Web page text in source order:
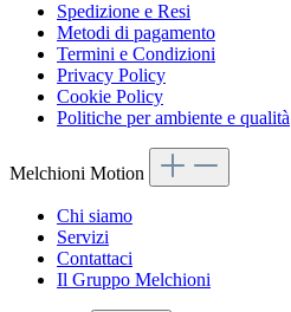
Spedizione e Resi
Metodi di pagamento
Termini e Condizioni
Privacy Policy
Cookie Policy
Politiche per ambiente e qualità
Melchioni Motion
Chi siamo
Servizi
Contattaci
Il Gruppo Melchioni